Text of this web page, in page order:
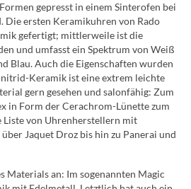
gepresst in einem Sinterofen bei
Die ersten Keramikuhren von Rado
gefertigt; mittlerweile ist die
und umfasst ein Spektrum von Weiß
Blau. Auch die Eigenschaften wurden
Keramik ist eine extrem leichte
gern gesehen und salonfähig: Zum
in Form der Cerachrom-Lünette zum
Liste von Uhrenherstellern mit
Jaquet Droz bis hin zu Panerai und
Materials an: Im sogenannten Magic